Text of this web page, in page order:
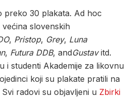
preko 30 plakata. Ad hoc
slovenskih
, Pristop, Grey, Luna
, Futura DDB, andGustavitd.
i studenti Akademije za likovnu
koji su plakate pratili na
radovi su objavljeni u Zbirki